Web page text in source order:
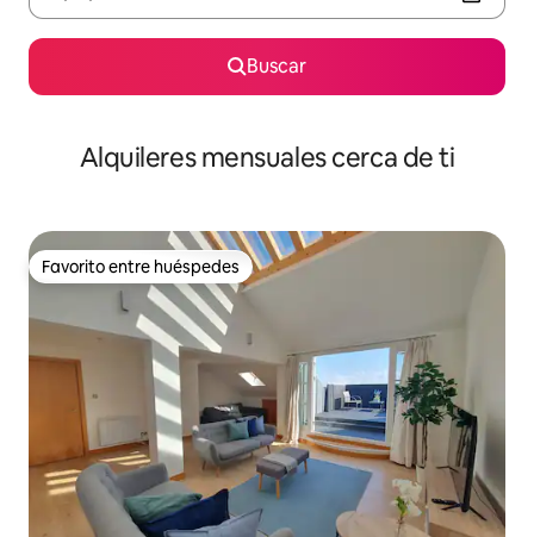
Buscar
Alquileres mensuales cerca de ti
Favorito entre huéspedes
Favorito entre huéspedes